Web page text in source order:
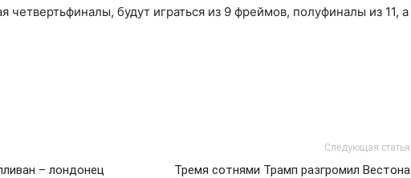
четвертьфиналы, будут играться из 9 фреймов, полуфиналы из 11, а
– лондонец
Следующая статья
Тремя сотнями Трамп разгромил Вестона